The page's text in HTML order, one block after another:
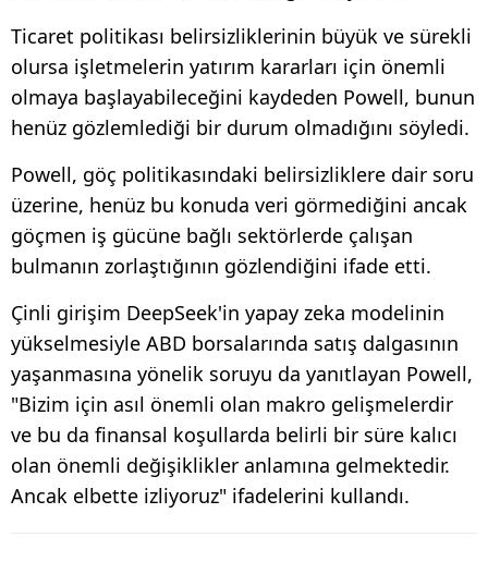
Ticaret politikası belirsizliklerinin büyük ve sürekli
olursa işletmelerin yatırım kararları için önemli
olmaya başlayabileceğini kaydeden Powell, bunun
henüz gözlemlediği bir durum olmadığını söyledi.
Powell, göç politikasındaki belirsizliklere dair soru
üzerine, henüz bu konuda veri görmediğini ancak
göçmen iş gücüne bağlı sektörlerde çalışan
bulmanın zorlaştığının gözlendiğini ifade etti.
Çinli girişim DeepSeek'in yapay zeka modelinin
yükselmesiyle ABD borsalarında satış dalgasının
yaşanmasına yönelik soruyu da yanıtlayan Powell,
"Bizim için asıl önemli olan makro gelişmelerdir
ve bu da finansal koşullarda belirli bir süre kalıcı
olan önemli değişiklikler anlamına gelmektedir.
Ancak elbette izliyoruz" ifadelerini kullandı.